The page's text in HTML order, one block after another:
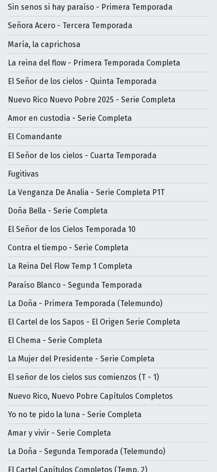
Sin senos si hay paraíso - Primera Temporada
Señora Acero - Tercera Temporada
María, la caprichosa
La reina del flow - Primera Temporada Completa
El Señor de los cielos - Quinta Temporada
Nuevo Rico Nuevo Pobre 2025 - Serie Completa
Amor en custodia - Serie Completa
El Comandante
El Señor de los cielos - Cuarta Temporada
Fugitivas
La Venganza De Analia - Serie Completa P1T
Doña Bella - Serie Completa
El Señor de los Cielos Temporada 10
Contra el tiempo - Serie Completa
La Reina Del Flow Temp 1 Completa
Paraíso Blanco - Segunda Temporada
La Doña - Primera Temporada (Telemundo)
El Cartel de los Sapos - El Origen Serie Completa
El Chema - Serie Completa
La Mujer del Presidente - Serie Completa
El señor de los cielos sus comienzos (T - 1)
Nuevo Rico, Nuevo Pobre Capítulos Completos
Yo no te pido la luna - Serie Completa
Amar y vivir - Serie Completa
La Doña - Segunda Temporada (Telemundo)
El Cartel Capítulos Completos (Temp. 2)